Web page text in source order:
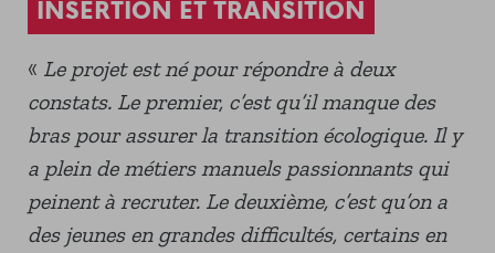
INSERTION ET TRANSITION
« Le projet est né pour répondre à deux
constats. Le premier, c’est qu’il manque des
bras pour assurer la transition écologique. Il y
a plein de métiers manuels passionnants qui
peinent à recruter. Le deuxième, c’est qu’on a
des jeunes en grandes difficultés, certains en